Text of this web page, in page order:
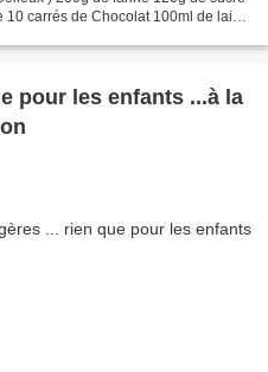
carrés de Chocolat 100ml de lait
pour les enfants ...à la